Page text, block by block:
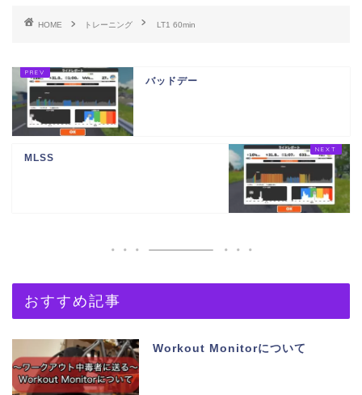
HOME トレーニング LT1 60min
バッドデー
MLSS
おすすめ記事
Workout Monitorについて